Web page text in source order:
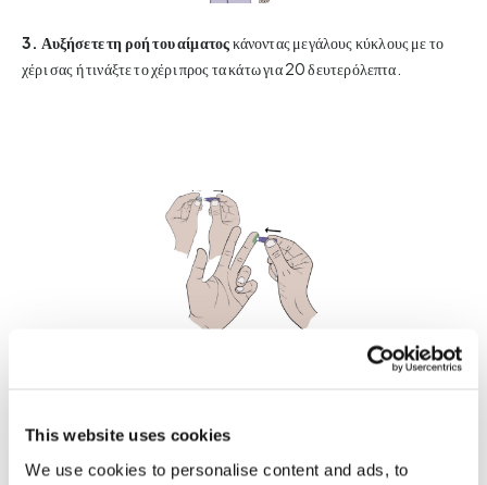
This website uses cookies
We use cookies to personalise content and ads, to
3. Αυξήσετε τη ροή του αίματοςκάνοντας μεγάλους κύκλους με το
χέρι σας ή τινάξτε το χέρι προς τα κάτω για 20 δευτερόλεπτα.
για χρήση.